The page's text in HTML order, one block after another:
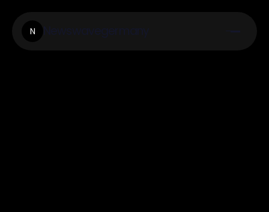
N